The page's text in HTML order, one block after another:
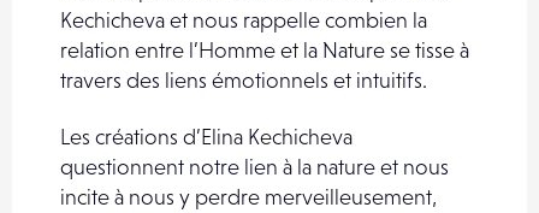
Kechicheva et nous rappelle combien la
relation entre l’Homme et la Nature se tisse à
travers des liens émotionnels et intuitifs.
Les créations d’Elina Kechicheva
questionnent notre lien à la nature et nous
incite à nous y perdre merveilleusement,